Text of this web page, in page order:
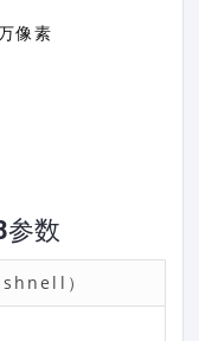
像素
参数
）